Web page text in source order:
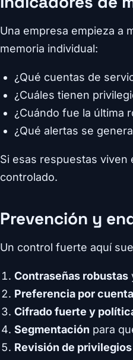
Una empresa empieza a
memoria individual:
¿Qué cuentas de
¿Cuáles tienen
¿Cuándo fue la última
¿Qué alertas se
Si esas respuestas
controlado.
Prevención y
Un control fuerte aquí
Contraseñas robustas
Preferencia por
Cifrado fuerte y
Segmentación para
Revisión de privilegios